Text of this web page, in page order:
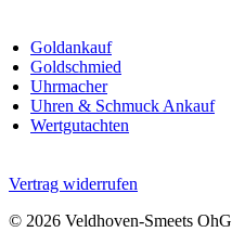
Goldankauf
Goldschmied
Uhrmacher
Uhren & Schmuck Ankauf
Wertgutachten
Vertrag widerrufen
© 2026 Veldhoven-Smeets OhG